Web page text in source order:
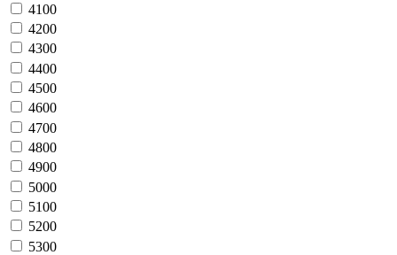
4100
4200
4300
4400
4500
4600
4700
4800
4900
5000
5100
5200
5300